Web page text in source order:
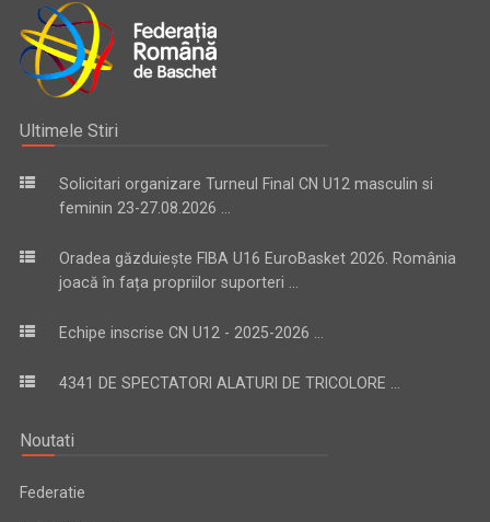
Ultimele Stiri
Solicitari organizare Turneul Final CN U12 masculin si
feminin 23-27.08.2026 ...
Oradea găzduiește FIBA U16 EuroBasket 2026. România
joacă în fața propriilor suporteri ...
Echipe inscrise CN U12 - 2025-2026 ...
4341 DE SPECTATORI ALATURI DE TRICOLORE ...
Noutati
Federatie